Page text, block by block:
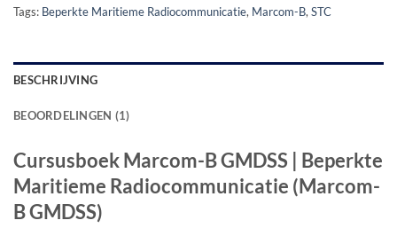
Tags: Beperkte Maritieme Radiocommunicatie, Marcom-B, STC
BESCHRIJVING
BEOORDELINGEN (1)
Cursusboek Marcom-B GMDSS | Beperkte
Maritieme Radiocommunicatie (Marcom-
B GMDSS)